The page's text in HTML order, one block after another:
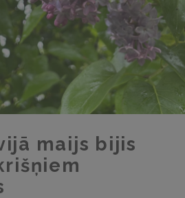
maijs bijis